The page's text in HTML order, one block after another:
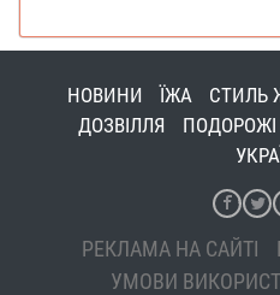
НОВИНИ ЇЖА СТИЛЬ
ДОЗВІЛЛЯ
ПОДОРОЖІ
РЕКЛАМА НА САЙТІ
УМОВИ